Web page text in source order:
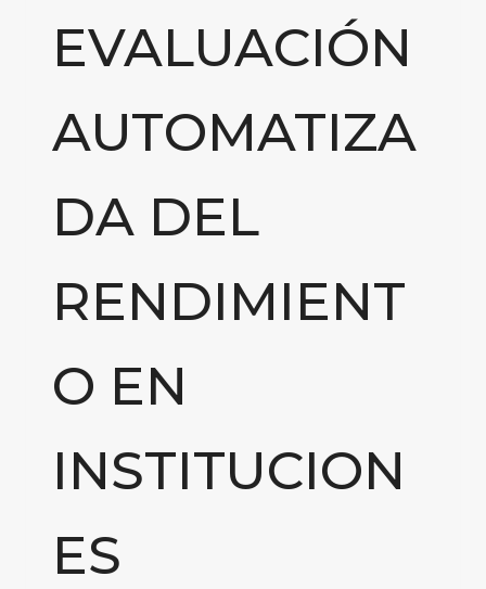
EVALUACIÓN
AUTOMATIZA
DA DEL
RENDIMIENT
O EN
INSTITUCION
ES